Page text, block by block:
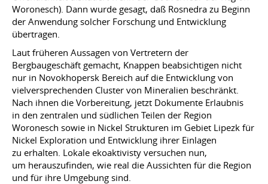
Woronesch). Dann wurde gesagt, daß Rosnedra zu Beginn
der Anwendung solcher Forschung und Entwicklung
übertragen.
Laut früheren Aussagen von Vertretern der
Bergbaugeschäft gemacht, Knappen beabsichtigen nicht
nur in Novokhopersk Bereich auf die Entwicklung von
vielversprechenden Cluster von Mineralien beschränkt.
Nach ihnen die Vorbereitung, jetzt Dokumente Erlaubnis
in den zentralen und südlichen Teilen der Region
Woronesch sowie in Nickel Strukturen im Gebiet Lipezk für
Nickel Exploration und Entwicklung ihrer Einlagen
zu erhalten. Lokale ekoaktivisty versuchen nun,
um herauszufinden, wie real die Aussichten für die Region
und für ihre Umgebung sind.